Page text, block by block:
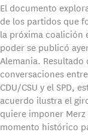
El documento
de los partidos que
la próxima coalición
poder se publicó
Alemania. Resultado
conversaciones
CDU/CSU y el SPD,
acuerdo ilustra el
quiere imponer Merz
momento histórico